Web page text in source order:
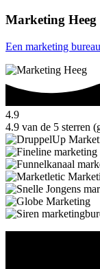
Marketing Heeg
Een marketing
4.9
4.9 van de 5 sterren